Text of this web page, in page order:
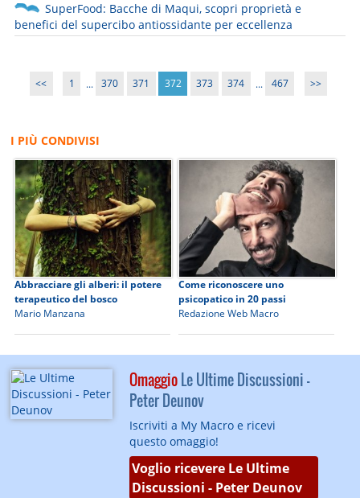
SuperFood: Bacche di Maqui, scopri proprietà e
benefici del supercibo antiossidante per eccellenza
<< 1 ... 370 371 372 373 374 ... 467 >>
I PIÙ CONDIVISI
Abbracciare gli alberi: il potere
terapeutico del bosco
Mario Manzana
Come riconoscere uno
psicopatico in 20 passi
Redazione Web Macro
OmaggioLe Ultime Discussioni -
Peter Deunov
Iscriviti a My Macro e ricevi
questo omaggio!
Voglio ricevere Le Ultime
Discussioni - Peter Deunov